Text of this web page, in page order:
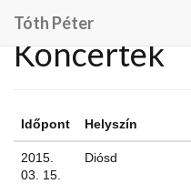
Tóth Péter
Koncertek
Időpont Helyszín
2015.
03. 15.
Diósd